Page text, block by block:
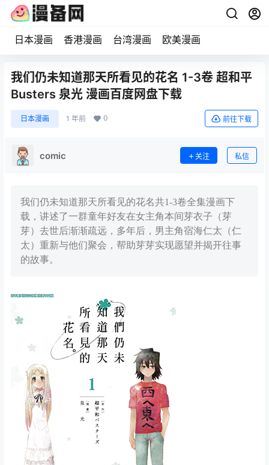
日本漫画 香港漫画 台湾漫画 欧美漫画
我们仍未知道那天所看见的花名 1-3卷 超和平
Busters 泉光 漫画百度网盘下载
日本漫画 1 年前 0 前往下载
comic 关注 私信
我们仍未知道那天所看见的花名共1-3卷全集漫画下
载，讲述了一群童年好友在女主角本间芽衣子（芽
芽）去世后渐渐疏远，多年后，男主角宿海仁太（仁
太）重新与他们聚会，帮助芽芽实现愿望并揭开往事
的故事。